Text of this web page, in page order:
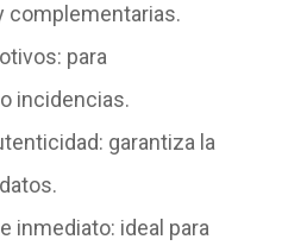
complementarias.
: para
incidencias.
: garantiza la
inmediato: ideal para